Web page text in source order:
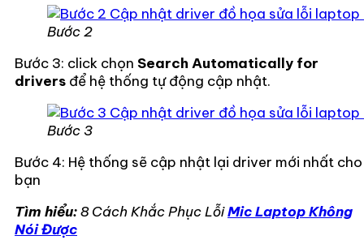
Bước 2
Bước 3: click chọn Search Automatically for
drivers để hệ thống tự động cập nhật.
Bước 3
Bước 4: Hệ thống sẽ cập nhật lại driver mới nhất cho
bạn
Tìm hiểu:8 Cách Khắc Phục LỗiMic Laptop Không
Nói Được